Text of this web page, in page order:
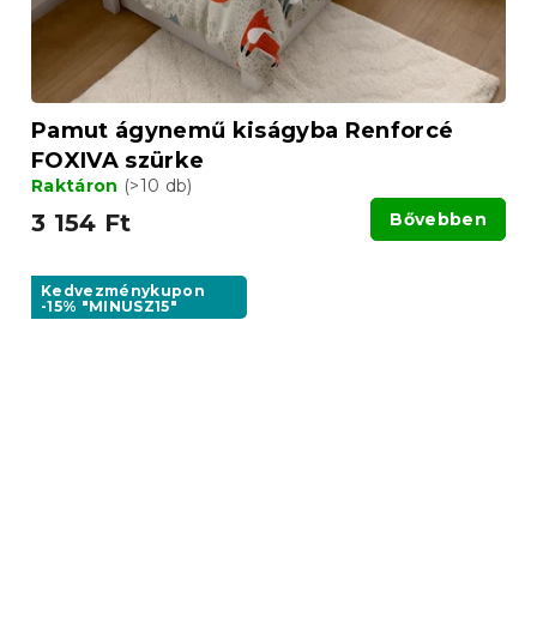
Pamut ágynemű kiságyba Renforcé
FOXIVA szürke
Raktáron (>10 db)
3 154 Ft Bővebben
Kedvezménykupon
-15% "MINUSZ15"